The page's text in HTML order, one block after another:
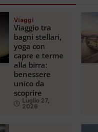
Viaggi
Viaggio tra
bagni stellari,
yoga con
capre e terme
alla birra:
benessere
unico da
scoprire
Luglio 27,
2026